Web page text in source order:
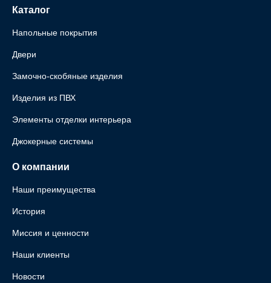
Каталог
Напольные покрытия
Двери
Замочно-скобяные изделия
Изделия из ПВХ
Элементы отделки интерьера
Джокерные системы
О компании
Наши преимущества
История
Миссия и ценности
Наши клиенты
Новости